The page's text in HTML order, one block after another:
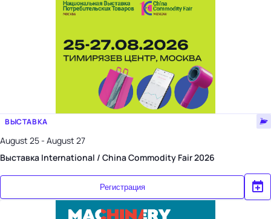
ВЫСТАВКА
August 25 - August 27
Выставка International / China Commodity Fair 2026
Регистрация